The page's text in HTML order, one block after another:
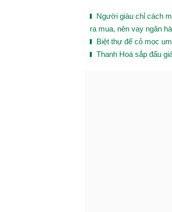
Người giàu chỉ cách
ra mua, nên vay ngân
Biệt thự để cỏ mọc
Thanh Hoá sắp đấu